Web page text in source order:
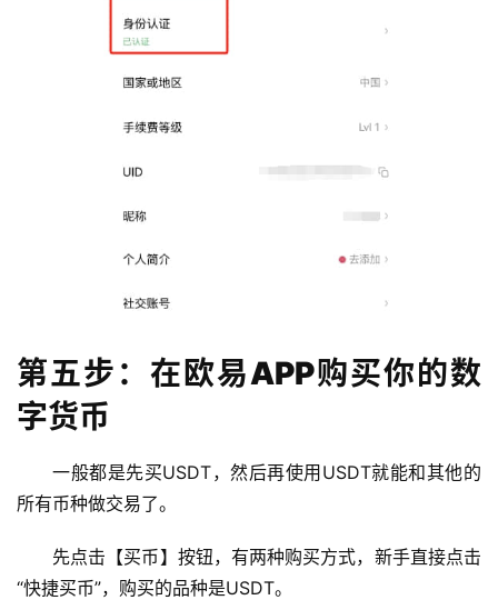
第五步：在欧易APP购买你的数
字货币
一般都是先买USDT，然后再使用USDT就能和其他的
所有币种做交易了。
先点击【买币】按钮，有两种购买方式，新手直接点击
“快捷买币”，购买的品种是USDT。